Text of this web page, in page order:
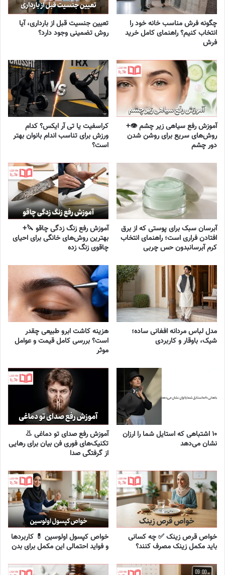
چگونه فرش مناسب خانه خود را
انتخاب کنیم؟ راهنمای کامل خرید
فرش
تعیین جنسیت قبل از بارداری، آیا
روش تضمینی وجود دارد؟
آموزش رفع سیاهی زیر چشم 👁️+
روش‌های سریع برای روشن شدن
دور چشم
کراسفیت یا تی آر ایکس؟ کدام
ورزش برای تناسب اندام بانوان بهتر
است؟
آبرسان سبک برای پوستی که از برق
افتادن فراری است؛ راهنمای انتخاب
کرم آبرسانبدون حس چربی
آموزش رفع زنگ زدگی چاقو 🔪+
بهترین روش‌های خانگی برای احیای
چاقوی زنگ زده
مدل لباس مردانه افغانی ساده؛
شیک، باوقار و کاربردی
هزینه کاشت ابرو طبیعی چقدر
است؟ بررسی کامل قیمت و عوامل
موثر
۱۰ اشتباهی که استایل شما را ارزان
نشان می‌دهد
آموزش رفع صدای تو دماغی 👃
تکنیک‌های فوری فن بیان برای رهایی
از گرفتگی صدا
خواص قرص زینک ✅ چه کسانی
باید مکمل زینک مصرف کنند؟
خواص کپسول اولوسین 💊 کاربردها
و فواید احتمالی این مکمل برای بدن